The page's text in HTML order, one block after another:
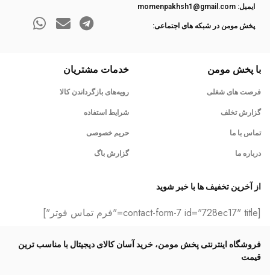
ایمیل: momenpakhsh1@gmail.com
پخش مومن در شبکه های اجتماعی:
با پخش مومن
فرصت های شغلی
گزارش تخلف
تماس با ما
درباره ما
خدمات مشتریان
رویه‌های بازگرداندن کالا
شرایط استفاده
حریم خصوصی
گزارش باگ
از آخرین تخفیف ها با خبر شوید
[contact-form-7 id="728ec17" title="فرم تماس فوتر"]
فروشگاه اینترنتی پخش مومن، خرید آسان کالای دیجیتال با مناسب ترین
قیمت